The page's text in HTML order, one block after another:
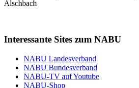
Alschbach
Interessante Sites zum NABU
NABU Landesverband
NABU Bundesverband
NABU-TV auf Youtube
NABU-Shop